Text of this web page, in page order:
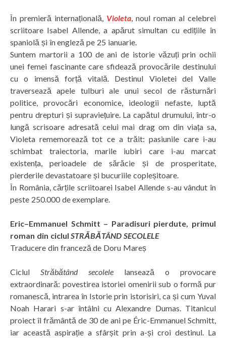
În premieră internațională, Violeta, noul roman al celebrei
scriitoare Isabel Allende, a apărut simultan cu edițiile în
spaniolă și în engleză pe 25 ianuarie.
Suntem martorii a 100 de ani de istorie văzuți prin ochii
unei femei fascinante care sfidează provocările destinului
cu o imensă forță vitală. Destinul Violetei del Valle
traversează apele tulburi ale unui secol de răsturnări
politice, provocări economice, ideologii nefaste, luptă
pentru drepturi și supraviețuire. La capătul drumului, într-o
lungă scrisoare adresată celui mai drag om din viața sa,
Violeta rememorează tot ce a trăit: pasiunile care i-au
schimbat traiectoria, marile iubiri care i-au marcat
existența, perioadele de sărăcie și de prosperitate,
pierderile devastatoare și bucuriile copleșitoare.
În România, cărțile scriitoarei Isabel Allende s-au vândut în
peste 250.000 de exemplare.
Eric–Emmanuel Schmitt – Paradisuri pierdute, primul
roman din ciclulSTRĂBĂTÂND SECOLELE
Traducere din franceză de Doru Mareș
Ciclul Străbătând secolele lansează o provocare
extraordinară: povestirea istoriei omenirii sub o formă pur
romanescă, intrarea în Istorie prin istorisiri, ca și cum Yuval
Noah Harari s-ar întâlni cu Alexandre Dumas. Titanicul
proiect îl frământă de 30 de ani pe Éric-Emmanuel Schmitt,
iar această aspirație a sfârșit prin a-și croi destinul. La